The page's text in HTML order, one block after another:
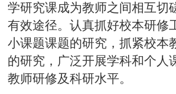
学研究课成为教师之间相互切
有效途径。认真抓好校本研修
小课题课题的研究，抓紧校本
的研究，广泛开展学科和个人
教师研修及科研水平。